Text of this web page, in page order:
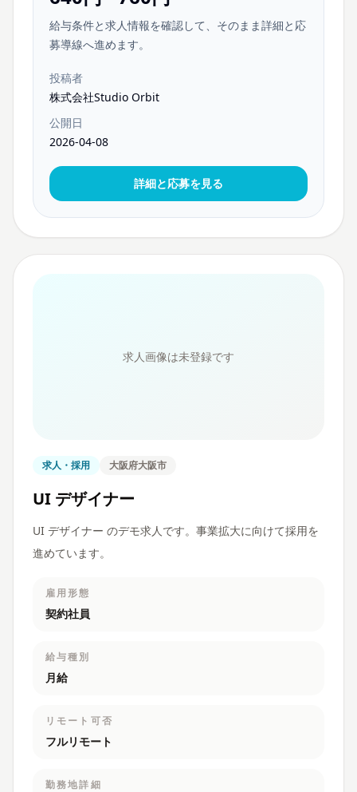
給与条件と求人情報を確認して、そのまま詳細と応
募導線へ進めます。
投稿者
株式会社Studio Orbit
公開日
2026-04-08
詳細と応募を見る
求人画像は未登録です
求人・採用 大阪府大阪市
UI デザイナー
UI デザイナー のデモ求人です。事業拡大に向けて採用を
進めています。
雇用形態
契約社員
給与種別
月給
リモート可否
フルリモート
勤務地詳細